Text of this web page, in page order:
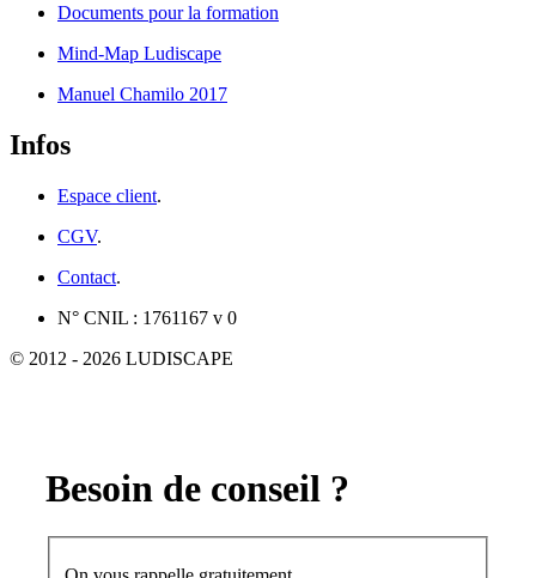
Documents pour la formation
Mind-Map Ludiscape
Manuel Chamilo 2017
Infos
Espace client.
CGV.
Contact.
N° CNIL : 1761167 v 0
© 2012 - 2026 LUDISCAPE
Besoin de conseil ?